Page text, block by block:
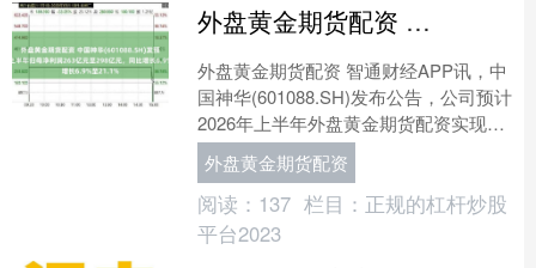
外盘黄金期货配资 中国神华(601088.SH)发预增，预计上半年归母净利润263亿元至298亿元，同比增长6.9%至21.1%
外盘黄金期货配资 智通财经APP讯，中
国神华(601088.SH)发布公告，公司预计
2026年上半年外盘黄金期货配资实现归
属于公司股东的净利润为263亿元至
29....
外盘黄金期货配资
阅读： 137 栏目： 正规的杠杆炒股
平台2023